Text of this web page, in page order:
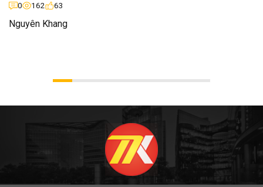
0 162 63
Nguyên Khang